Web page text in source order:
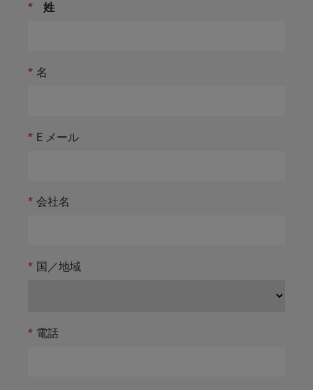
* 姓
* 名
* E メール
* 会社名
* 国／地域
* 電話